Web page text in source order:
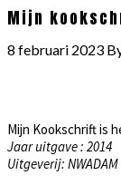
Mijn
8 februari 2023
Mijn Kookschrift is
Jaar uitgave : 2014
Uitgeverij: NWADAM